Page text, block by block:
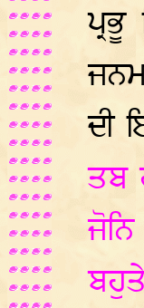
ਦੀ
ਤਬ